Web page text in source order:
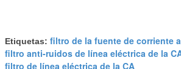
Etiquetas: filtro de la fuente de corriente
filtro anti-ruidos de línea eléctrica de la
filtro de línea eléctrica de la CA